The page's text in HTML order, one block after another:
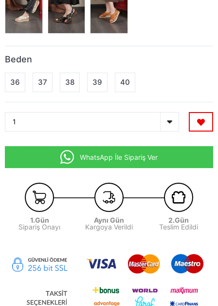
Beden
36 37 38 39 40
WhatsApp İle Sipariş Ver
1.Gün
Sipariş Onayı
Aynı Gün
Kargoya Verildi
2.Gün
Teslim Edildi